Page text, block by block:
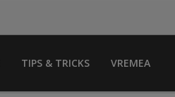
TIPS & TRICKS VREMEA